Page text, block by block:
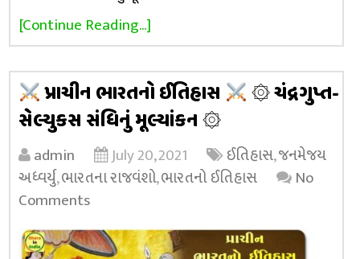
[Continue Reading...]
પ્રાચીન ભારતનો ઈતિહાસ
۞ ચંદ્રગુપ્ત-
સેલ્યુકસ સંધિનું મૂલ્યાંકન ۞
admin July 20, 2021 ઈતિહાસ,જનમેજય
અધ્વર્યુ,ભારતના રાજવંશો,ભારતનો ઈતિહાસ
No
Comments